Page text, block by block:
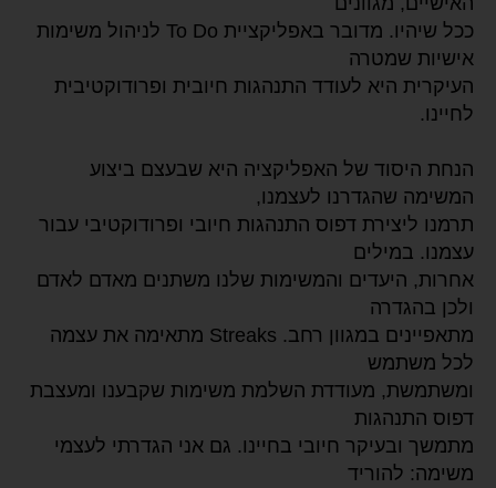
ככל שיהיו. מדובר באפליקציית To Do לניהול משימות
אישיות שמטרה
העיקרית היא לעודד התנהגות חיובית ופרודוקטיבית
לחיינו.
הנחת היסוד של האפליקציה היא שבעצם ביצוע
המשימה שהגדרנו לעצמנו,
תרמנו ליצירת דפוס התנהגות חיובי ופרודוקטיבי עבור
עצמנו. במילים
אחרות, היעדים והמשימות שלנו משתנים מאדם לאדם
ולכן בהגדרה
מתאפיינים במגוון רחב. Streaks מתאימה את עצמה
לכל משתמש
ומשתמשת, מעודדת השלמת משימות שקבענו ומעצבת
דפוס התנהגות
מתמשך ובעיקר חיובי בחיינו. גם אני הגדרתי לעצמי
משימה: להוריד